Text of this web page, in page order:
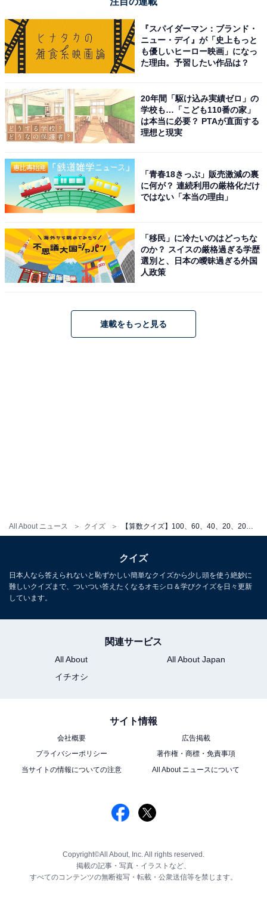
All About ニュース クイズ 【算数クイズ】100、60、40、20、20、0に続く数字は？ 差の法則を見抜こう
『スパイダーマン：ブランド・
ニュー・デイ』が「史上もっと
も優しいヒーロー映画」になっ
た理由。予習したい作品は？
20年間「駆け込み実績ゼロ」の
学校も…「こども110番の家」
は本当に必要？ PTAが直面する
理想と現実
「青春18きっぷ」販売激減の裏
に何が？ 連続利用の厳格化だけ
ではない「本当の理由」
「移民」に冷たいのはどっちな
のか？ スイスの厳格過ぎる学歴
選別と、日本の曖昧過ぎる外国
人政策
連載をもっと見る
クイズ
日本人なら答えられないと恥ずかしい簡単なクイズから少し頭を使う絶妙に
難しいクイズまで、ついつい答えたくなるオモシロ＆学びクイズを日々更新
しています。
関連サービス
All About
All About Japan
イチオシ
サイト情報
会社概要
広告掲載
プライバシーポリシー
著作権・商標・免責事項
当サイトの情報についての注意
All About ニュースについて
Copyright©All About, Inc. All rights reserved.
掲載の記事・写真・イラストなど、
すべてのコンテンツの無断複写・転載・公衆送信等を禁じます。